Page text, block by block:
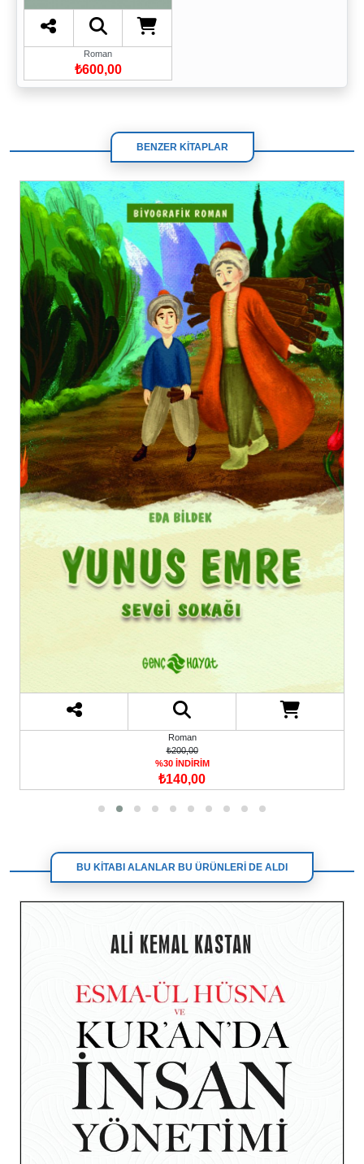
Roman
₺600,00
BENZER KİTAPLAR
Roman
₺200,00
%30 İNDİRİM
₺140,00
BU KİTABI ALANLAR BU ÜRÜNLERİ DE ALDI